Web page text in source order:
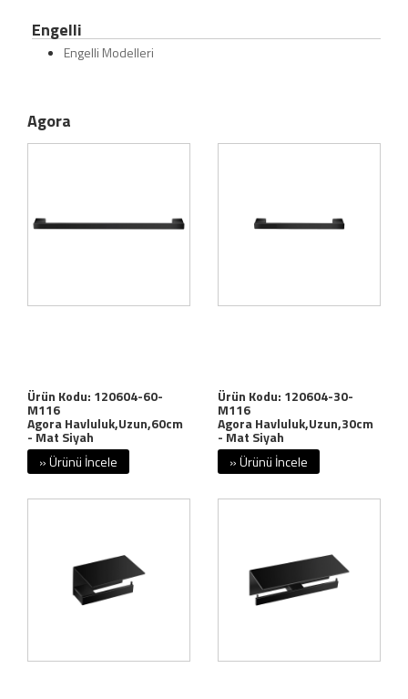
Engelli
Engelli Modelleri
Agora
Ürün Kodu: 120604-60-
M116
Agora Havluluk,Uzun,60cm
- Mat Siyah
» Ürünü İncele
Ürün Kodu: 120604-30-
M116
Agora Havluluk,Uzun,30cm
- Mat Siyah
» Ürünü İncele